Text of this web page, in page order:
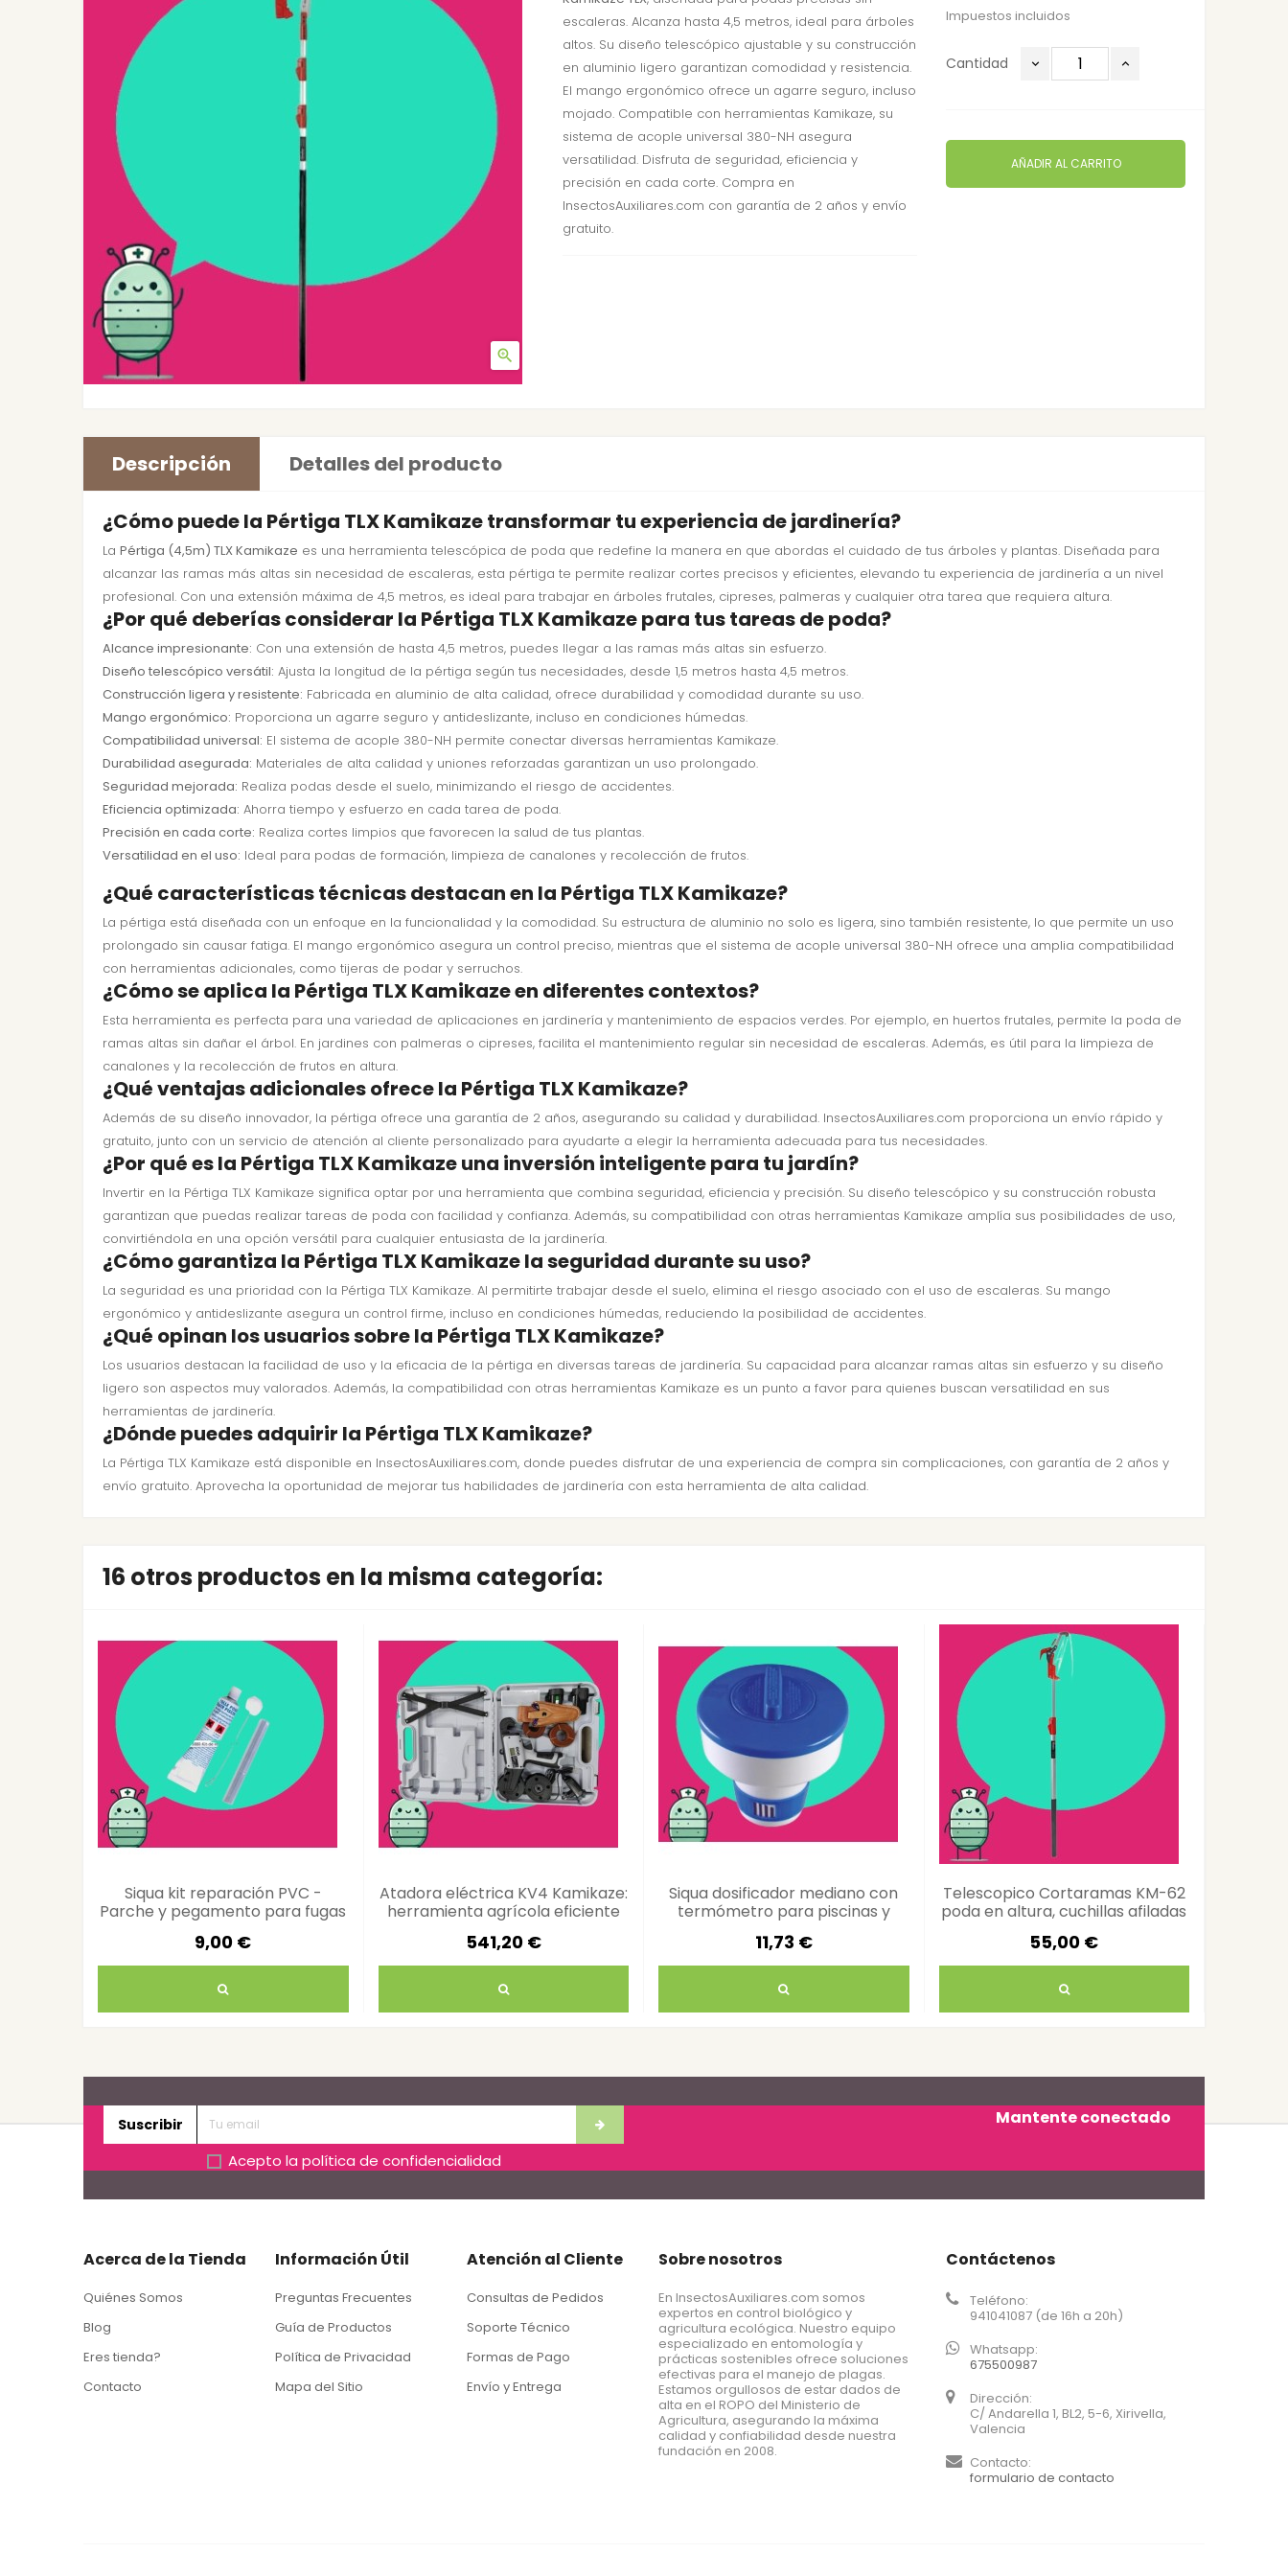

Impuestos incluidos
Cantidad
AÑADIR AL CARRITO
escaleras. Alcanza hasta 4,5 metros, ideal para árboles
altos. Su diseño telescópico ajustable y su construcción
en aluminio ligero garantizan comodidad y resistencia.
El mango ergonómico ofrece un agarre seguro, incluso
mojado. Compatible con herramientas Kamikaze, su
sistema de acople universal 380-NH asegura
versatilidad. Disfruta de seguridad, eficiencia y
precisión en cada corte. Compra en
InsectosAuxiliares.com con garantía de 2 años y envío
gratuito.
Descripción Detalles del producto
¿Cómo puede la Pértiga TLX Kamikaze transformar tu experiencia de jardinería?
La Pértiga (4,5m) TLX Kamikaze es una herramienta telescópica de poda que redefine la manera en que abordas el cuidado de tus árboles y plantas. Diseñada para
alcanzar las ramas más altas sin necesidad de escaleras, esta pértiga te permite realizar cortes precisos y eficientes, elevando tu experiencia de jardinería a un nivel
profesional. Con una extensión máxima de 4,5 metros, es ideal para trabajar en árboles frutales, cipreses, palmeras y cualquier otra tarea que requiera altura.
¿Por qué deberías considerar la Pértiga TLX Kamikaze para tus tareas de poda?
Alcance impresionante: Con una extensión de hasta 4,5 metros, puedes llegar a las ramas más altas sin esfuerzo.
Diseño telescópico versátil: Ajusta la longitud de la pértiga según tus necesidades, desde 1,5 metros hasta 4,5 metros.
Construcción ligera y resistente: Fabricada en aluminio de alta calidad, ofrece durabilidad y comodidad durante su uso.
Mango ergonómico: Proporciona un agarre seguro y antideslizante, incluso en condiciones húmedas.
Compatibilidad universal: El sistema de acople 380-NH permite conectar diversas herramientas Kamikaze.
Durabilidad asegurada: Materiales de alta calidad y uniones reforzadas garantizan un uso prolongado.
Seguridad mejorada: Realiza podas desde el suelo, minimizando el riesgo de accidentes.
Eficiencia optimizada: Ahorra tiempo y esfuerzo en cada tarea de poda.
Precisión en cada corte: Realiza cortes limpios que favorecen la salud de tus plantas.
Versatilidad en el uso: Ideal para podas de formación, limpieza de canalones y recolección de frutos.
¿Qué características técnicas destacan en la Pértiga TLX Kamikaze?
La pértiga está diseñada con un enfoque en la funcionalidad y la comodidad. Su estructura de aluminio no solo es ligera, sino también resistente, lo que permite un uso
prolongado sin causar fatiga. El mango ergonómico asegura un control preciso, mientras que el sistema de acople universal 380-NH ofrece una amplia compatibilidad
con herramientas adicionales, como tijeras de podar y serruchos.
¿Cómo se aplica la Pértiga TLX Kamikaze en diferentes contextos?
Esta herramienta es perfecta para una variedad de aplicaciones en jardinería y mantenimiento de espacios verdes. Por ejemplo, en huertos frutales, permite la poda de
ramas altas sin dañar el árbol. En jardines con palmeras o cipreses, facilita el mantenimiento regular sin necesidad de escaleras. Además, es útil para la limpieza de
canalones y la recolección de frutos en altura.
¿Qué ventajas adicionales ofrece la Pértiga TLX Kamikaze?
Además de su diseño innovador, la pértiga ofrece una garantía de 2 años, asegurando su calidad y durabilidad. InsectosAuxiliares.com proporciona un envío rápido y
gratuito, junto con un servicio de atención al cliente personalizado para ayudarte a elegir la herramienta adecuada para tus necesidades.
¿Por qué es la Pértiga TLX Kamikaze una inversión inteligente para tu jardín?
Invertir en la Pértiga TLX Kamikaze significa optar por una herramienta que combina seguridad, eficiencia y precisión. Su diseño telescópico y su construcción robusta
garantizan que puedas realizar tareas de poda con facilidad y confianza. Además, su compatibilidad con otras herramientas Kamikaze amplía sus posibilidades de uso,
convirtiéndola en una opción versátil para cualquier entusiasta de la jardinería.
¿Cómo garantiza la Pértiga TLX Kamikaze la seguridad durante su uso?
La seguridad es una prioridad con la Pértiga TLX Kamikaze. Al permitirte trabajar desde el suelo, elimina el riesgo asociado con el uso de escaleras. Su mango
ergonómico y antideslizante asegura un control firme, incluso en condiciones húmedas, reduciendo la posibilidad de accidentes.
¿Qué opinan los usuarios sobre la Pértiga TLX Kamikaze?
Los usuarios destacan la facilidad de uso y la eficacia de la pértiga en diversas tareas de jardinería. Su capacidad para alcanzar ramas altas sin esfuerzo y su diseño
ligero son aspectos muy valorados. Además, la compatibilidad con otras herramientas Kamikaze es un punto a favor para quienes buscan versatilidad en sus
herramientas de jardinería.
¿Dónde puedes adquirir la Pértiga TLX Kamikaze?
La Pértiga TLX Kamikaze está disponible en InsectosAuxiliares.com, donde puedes disfrutar de una experiencia de compra sin complicaciones, con garantía de 2 años y
envío gratuito. Aprovecha la oportunidad de mejorar tus habilidades de jardinería con esta herramienta de alta calidad.
16 otros productos en la misma categoría:
Siqua kit reparación PVC -
Parche y pegamento para fugas
9,00 €
Atadora eléctrica KV4 Kamikaze:
herramienta agrícola eficiente
541,20 €
Siqua dosificador mediano con
termómetro para piscinas y
11,73 €
Telescopico Cortaramas KM-62
poda en altura, cuchillas afiladas
55,00 €
Suscribir
Acepto la política de confidencialidad
Mantente conectado
Acerca de la Tienda
Quiénes Somos
Blog
Eres tienda?
Contacto
Información Útil
Preguntas Frecuentes
Guía de Productos
Política de Privacidad
Mapa del Sitio
Atención al Cliente
Consultas de Pedidos
Soporte Técnico
Formas de Pago
Envío y Entrega
Sobre nosotros
En InsectosAuxiliares.com somos
expertos en control biológico y
agricultura ecológica. Nuestro equipo
especializado en entomología y
prácticas sostenibles ofrece soluciones
efectivas para el manejo de plagas.
Estamos orgullosos de estar dados de
alta en el ROPO del Ministerio de
Agricultura, asegurando la máxima
calidad y confiabilidad desde nuestra
fundación en 2008.
Contáctenos
Teléfono:
941041087 (de 16h a 20h)
Whatsapp:
675500987
Dirección:
C/ Andarella 1, BL2, 5-6, Xirivella,
Valencia
Contacto:
formulario de contacto